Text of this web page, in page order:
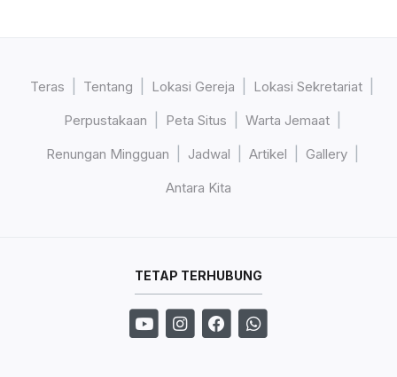
Teras Tentang Lokasi Gereja
Lokasi Sekretariat
Perpustakaan
Peta Situs
Warta Jemaat
Renungan Mingguan
Jadwal Artikel
Gallery
Antara Kita
TETAP TERHUBUNG